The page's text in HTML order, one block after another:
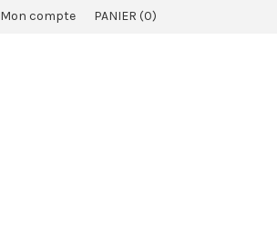
Mon compte PANIER 0